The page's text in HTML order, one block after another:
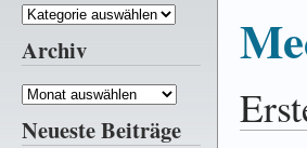
Kategorien
Archiv
Archiv
Neueste Beiträge